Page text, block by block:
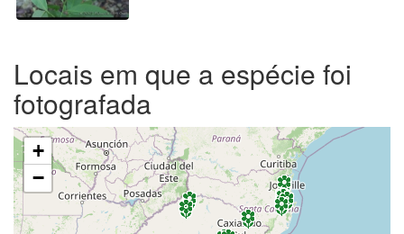
Locais em que a espécie foi
fotografada
+
−